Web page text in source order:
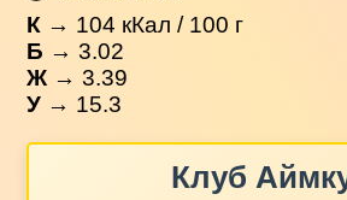
К → 104 кКал / 100 г
Б → 3.02
Ж → 3.39
У → 15.3
Клуб